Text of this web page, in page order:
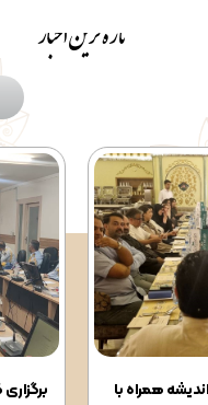
تازه ترین اخبار
همراه با